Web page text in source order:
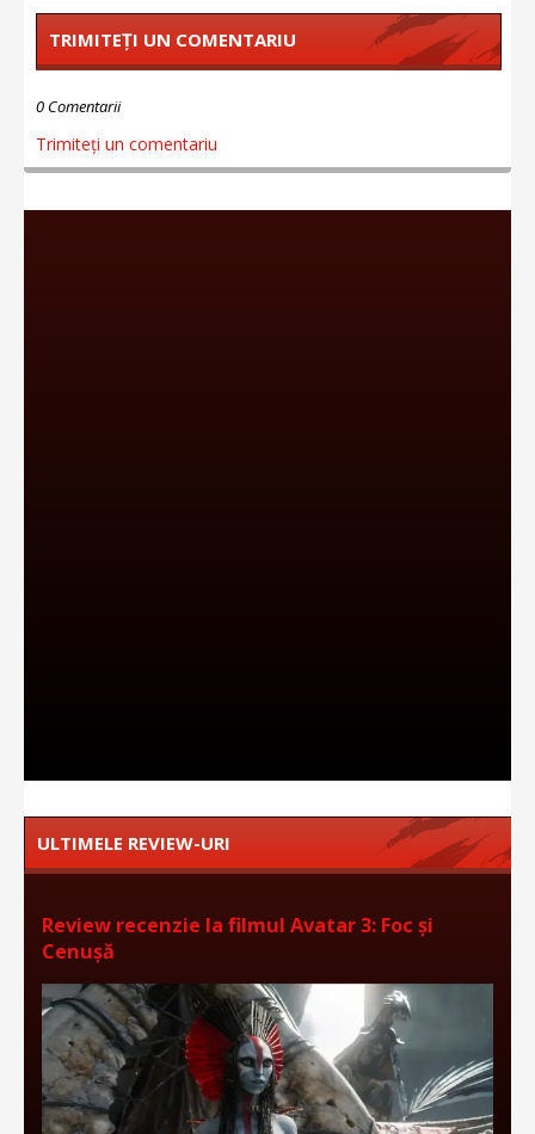
TRIMITEȚI UN COMENTARIU
0 Comentarii
Trimiteți un comentariu
ULTIMELE REVIEW-URI
Review recenzie la filmul Avatar 3: Foc și
Cenușă